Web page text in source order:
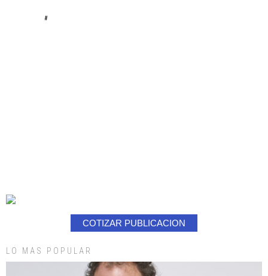
#
COTIZAR PUBLICACION
LO MAS POPULAR